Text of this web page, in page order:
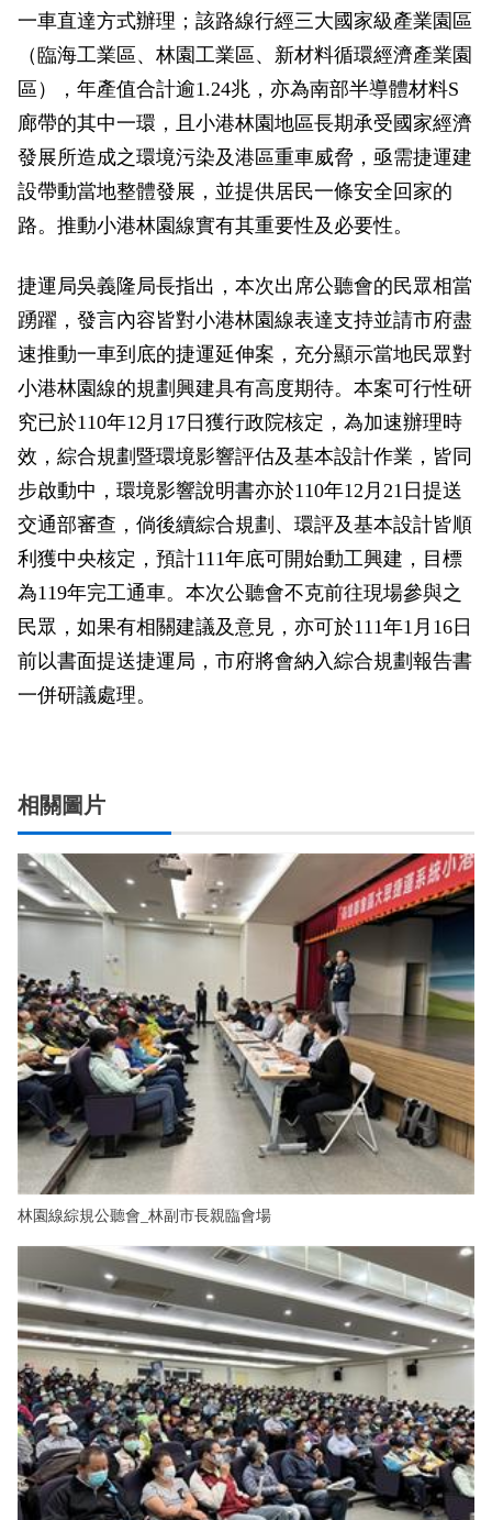
一車直達方式辦理；該路線行經三大國家級產業園區
（臨海工業區、林園工業區、新材料循環經濟產業園
區），年產值合計逾1.24兆，亦為南部半導體材料S
廊帶的其中一環，且小港林園地區長期承受國家經濟
發展所造成之環境污染及港區重車威脅，亟需捷運建
設帶動當地整體發展，並提供居民一條安全回家的
路。推動小港林園線實有其重要性及必要性。
捷運局吳義隆局長指出，本次出席公聽會的民眾相當
踴躍，發言內容皆對小港林園線表達支持並請市府盡
速推動一車到底的捷運延伸案，充分顯示當地民眾對
小港林園線的規劃興建具有高度期待。本案可行性研
究已於110年12月17日獲行政院核定，為加速辦理時
效，綜合規劃暨環境影響評估及基本設計作業，皆同
步啟動中，環境影響說明書亦於110年12月21日提送
交通部審查，倘後續綜合規劃、環評及基本設計皆順
利獲中央核定，預計111年底可開始動工興建，目標
為119年完工通車。本次公聽會不克前往現場參與之
民眾，如果有相關建議及意見，亦可於111年1月16日
前以書面提送捷運局，市府將會納入綜合規劃報告書
一併研議處理。
相關圖片
林園線綜規公聽會_林副市長親臨會場